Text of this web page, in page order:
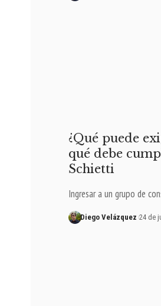
¿Qué puede
qué debe
Schietti
Ingresar a un grupo de
Diego Velázquez 24 de